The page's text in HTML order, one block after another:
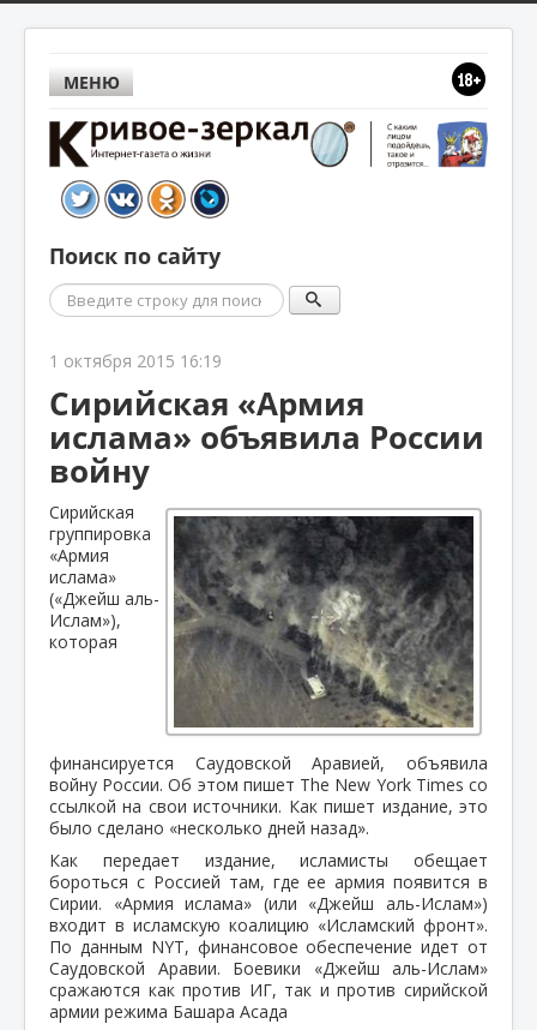
МЕНЮ
Поиск по сайту
Поиск
1 октября 2015 16:19
Сирийская «Армия
ислама» объявила России
войну
Сирийская
группировка
«Армия
ислама»
(«Джейш аль-
Ислам»),
которая
финансируется Саудовской Аравией, объявила
войну России. Об этом пишет The New York Times со
ссылкой на свои источники. Как пишет издание, это
было сделано «несколько дней назад».
Как передает издание, исламисты обещает
бороться с Россией там, где ее армия появится в
Сирии. «Армия ислама» (или «Джейш аль-Ислам»)
входит в исламскую коалицию «Исламский фронт».
По данным NYT, финансовое обеспечение идет от
Саудовской Аравии. Боевики «Джейш аль-Ислам»
сражаются как против ИГ, так и против сирийской
армии режима Башара Асада